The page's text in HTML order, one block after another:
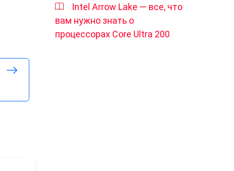
Intel Arrow Lake — все, что
вам нужно знать о
процессорах Core Ultra 200